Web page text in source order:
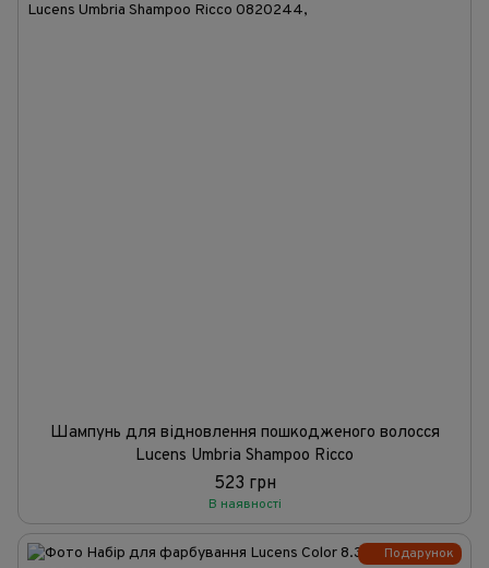
Шампунь для відновлення пошкодженого волосся
Lucens Umbria Shampoo Ricco
523 грн
В наявності
Подарунок